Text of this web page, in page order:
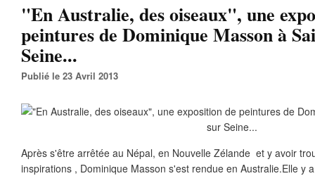
"En Australie, des oiseaux", une
peintures de Dominique Masson à
Seine...
Publié le 23 Avril 2013
Après s'être arrêtée au Népal, en Nouvelle Zélande et y avoir
inspirations , Dominique Masson s'est rendue en Australie.Elle y